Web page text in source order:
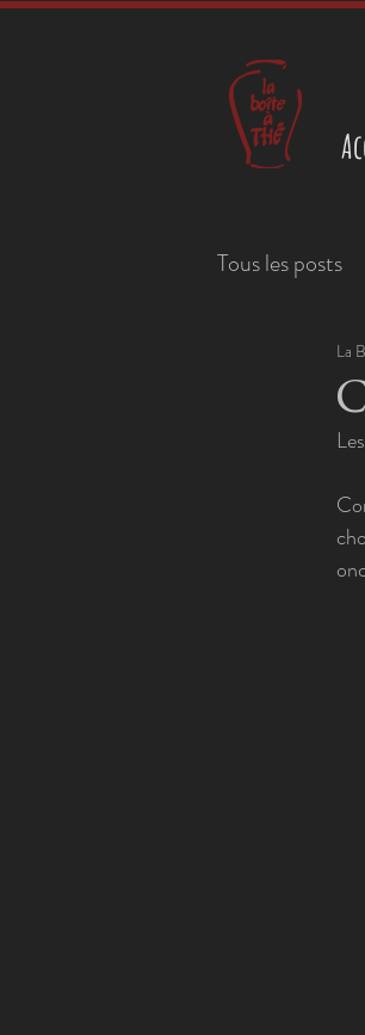
Tous les posts
La